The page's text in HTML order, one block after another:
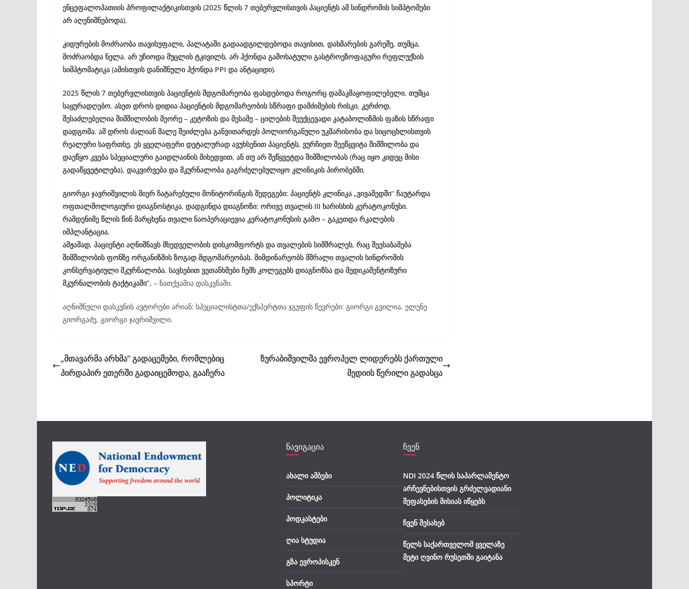
ენცეფალოპათიის პროფილაქტიკისთვის (2025 წლის 7 თებერვლისთვის პაციენტს ამ სინდრომის სიმპტომები
არ აღენიშნებოდა).
კიდურების მოძრაობა თავისუფალი, პალატაში გადაადგილდებოდა თავისით, დახმარების გარეშე, თუმცა,
მოძრაობდა ნელა. არ უჩიოდა მუცლის ტკივილს, არ ჰქონდა გამოხატული გასტროეზოფაგური რეფლუქსის
სიმპტომატიკა (ამისთვის დანიშნული ჰქონდა PPI და ანტაციდი).
2025 წლის 7 თებერვლისთვის პაციენტის მდგომარეობა ფასდებოდა როგორც დამაკმაყოფილებელი, თუმცა
საყურადღებო. ასეთ დროს დიდია პაციენტის მდგომარეობის სწრაფი დამძიმების რისკი, კერძოდ,
შესაძლებელია შიმშილობის მეორე – კეტოზის და მესამე – ცილების შეუქცევადი კატაბოლიზმის ფაზის სწრაფი
დადგომა. ამ დროს ძალიან მალე შეიძლება განვითარდეს პოლიორგანული უკმარისობა და სიცოცხლისთვის
რეალური საფრთხე. ეს ყველაფერი დეტალურად ავუხსენით პაციენტს, ვურჩიეთ შეეწყვიტა შიმშილობა და
დაეწყო კვება სპეციალური გაიდლაინის მიხედვით, ან თუ არ შეწყვეტდა შიმშილობას (რაც იყო კიდეც მისი
გადაწყვეტილება), დაკვირვება და მკურნალობა გაგრძელებულიყო კლინიკის პირობებში.
გიორგი ჯავრიშვილის მიერ ჩატარებული მონიტორინგის შედეგები: პაციენტს კლინიკა „ვივამედში“ ჩაუტარდა
ოფთალმოლოგიური დიაგნოსტიკა. დადგინდა დიაგნოზი: ორივე თვალის III ხარისხის კერატოკონუსი.
რამდენიმე წლის წინ მარცხენა თვალი ნაოპერაციევია კერატოკონუსის გამო – გაკეთდა რკალების
იმპლანტაცია.
ამჟამად, პაციენტი აღნიშნავს მხედველობის დისკომფორტს და თვალების სიმშრალეს, რაც შეესაბამება
შიმშილობის ფონზე ორგანიზმის ზოგად მდგომარეობას. მიმდინარეობს მშრალი თვალის სინდრომის
კონსერვატიული მკურნალობა. სავსებით ვეთანხმები ჩემს კოლეგებს დიაგნოზსა და მედიკამენტოზური
მკურნალობის ტაქტიკაში”, – ნათქვამია დასკვნაში.
აღნიშნული დასკვნის ავტორები არიან: სპეციალისტთა/ექსპერტთა ჯგუფის წევრები: გიორგი გვილია, ელენე
გიორგაძე, გიორგი ჯავრიშვილი.
„მთავარმა არხმა“ გადაცემები, რომლებიც
პირდაპირ ეთერში გადაიცემოდა, გააჩერა
ზურაბიშვილმა ევროპელ ლიდერებს ქართული
მედიის წერილი გადასცა
ნავიგაცია
ახალი ამბები
პოლიტიკა
პოდკასტები
ღია სტუდია
გზა ევროპისკენ
სპორტი
ჩვენ
NDI 2024 წლის საპარლამენტო
არჩევნებისთვის გრძელვადიანი
შეფასების მისიას იწყებს
ჩვენ შესახებ
წელს საქართველომ ყველაზე
მეტი ღვინო რუსეთში გაიტანა